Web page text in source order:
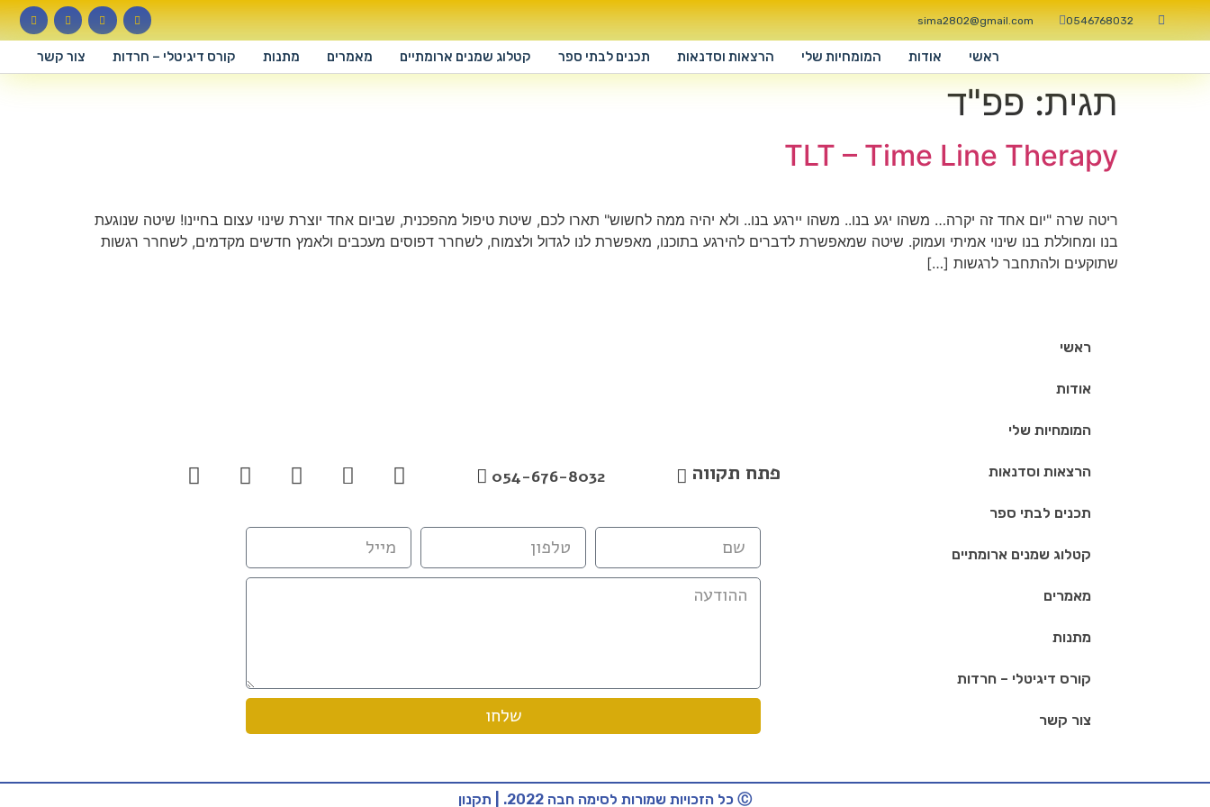
0546768032
sima2802@gmail.com
ראשי אודות המומחיות שלי הרצאות וסדנאות תכנים לבתי ספר קטלוג שמנים ארומתיים מאמרים מתנות קורס דיגיטלי – חרדות צור קשר
תגית:פפ"ד
TLT – Time Line Therapy
ריטה שרה "יום אחד זה יקרה… משהו יגע בנו.. משהו יירגע בנו.. ולא יהיה ממה לחשוש" תארו לכם, שיטת טיפול מהפכנית, שביום אחד יוצרת שינוי עצום בחיינו! שיטה שנוגעת
בנו ומחוללת בנו שינוי אמיתי ועמוק. שיטה שמאפשרת לדברים להירגע בתוכנו, מאפשרת לנו לגדול ולצמוח, לשחרר דפוסים מעכבים ולאמץ חדשים מקדמים, לשחרר רגשות
שתוקעים ולהתחבר לרגשות […]
ראשי
אודות
המומחיות שלי
הרצאות וסדנאות
תכנים לבתי ספר
קטלוג שמנים ארומתיים
מאמרים
מתנות
קורס דיגיטלי – חרדות
צור קשר
פתח תקווה 054-676-8032
שלחו
Ⓒ כל הזכויות שמורות לסימה חבה 2022. | תקנון